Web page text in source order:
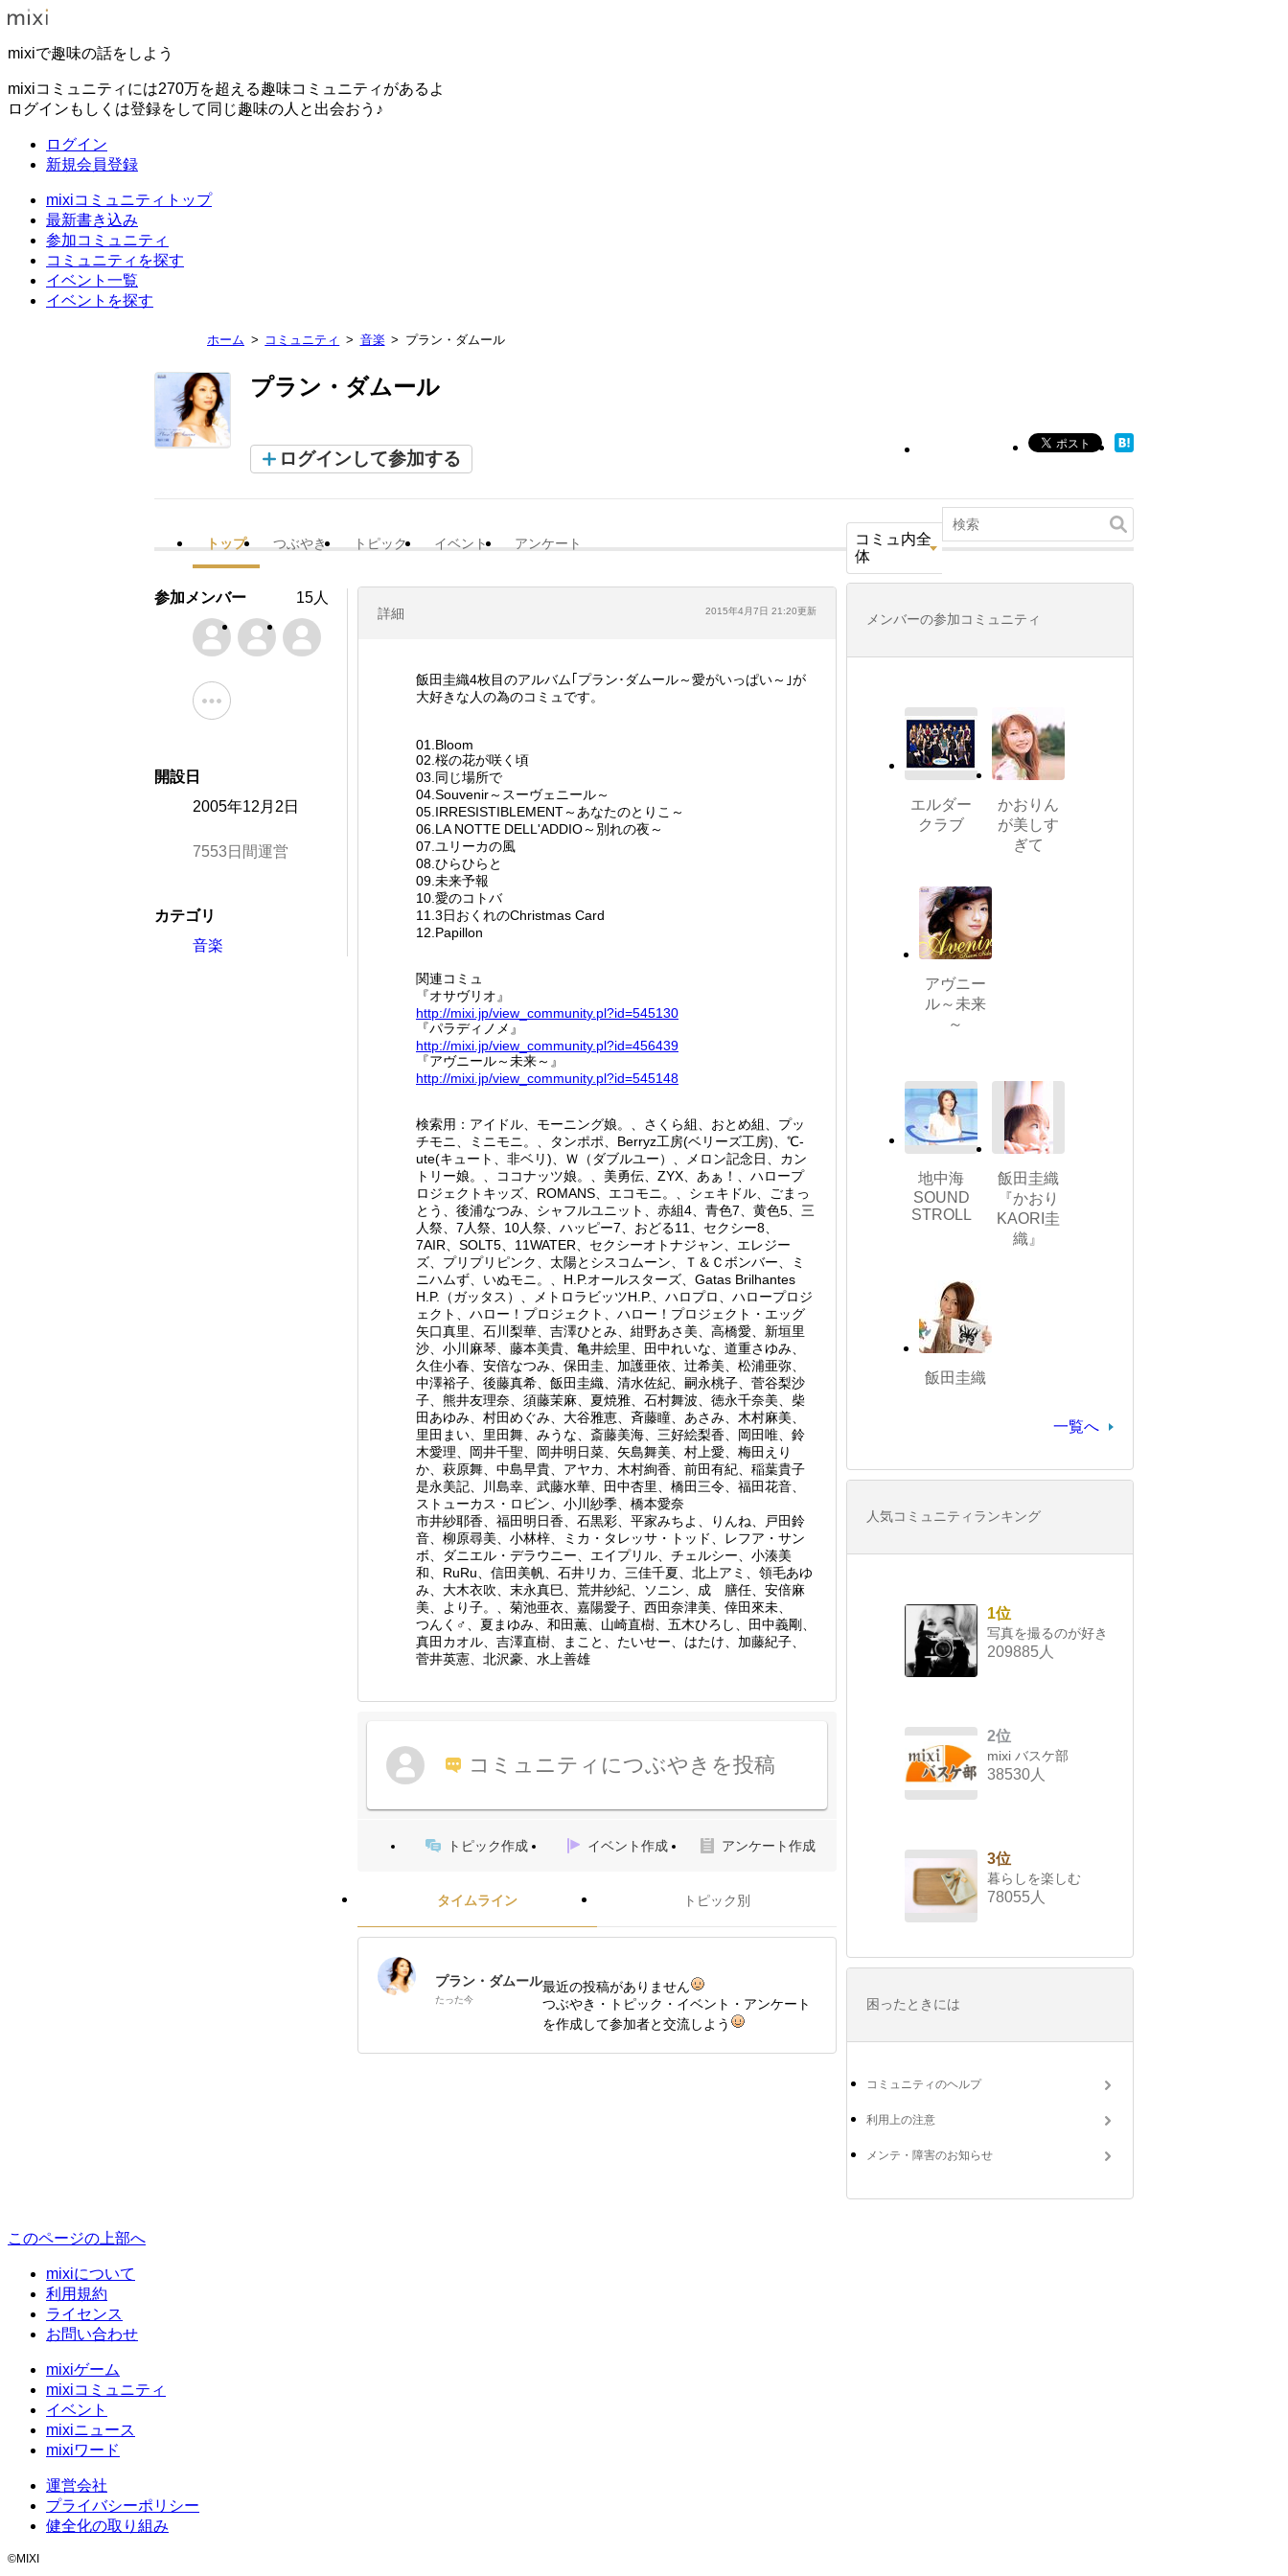
mixiで趣味の話をしよう
mixiコミュニティには270万を超える趣味コミュニティがあるよ
ログインもしくは登録をして同じ趣味の人と出会おう♪
ログイン
新規会員登録
mixiコミュニティトップ
最新書き込み
参加コミュニティ
コミュニティを探す
イベント一覧
イベントを探す
ホーム コミュニティ 音楽 プラン・ダムール
プラン・ダムール
ログインして参加する
トップ つぶやき トピック イベント アンケート
コミュ内全
体
詳細 2015年4月7日 21:20更新
飯田圭織4枚目のアルバム｢プラン･ダムール～愛がいっぱい～｣が
大好きな人の為のコミュです。
01.Bloom
02.桜の花が咲く頃
03.同じ場所で
04.Souvenir～スーヴェニール～
05.IRRESISTIBLEMENT～あなたのとりこ～
06.LA NOTTE DELL'ADDIO～別れの夜～
07.ユリーカの風
08.ひらひらと
09.未来予報
10.愛のコトバ
11.3日おくれのChristmas Card
12.Papillon
関連コミュ
『オサヴリオ』
http://mixi.jp/view_community.pl?id=545130
『パラディノメ』
http://mixi.jp/view_community.pl?id=456439
『アヴニール～未来～』
http://mixi.jp/view_community.pl?id=545148
検索用：アイドル、モーニング娘。、さくら組、おとめ組、プッ
チモニ、ミニモニ。、タンポポ、Berryz工房(ベリーズ工房)、℃-
ute(キュート、非ベリ)、Ｗ（ダブルユー）、メロン記念日、カン
トリー娘。、ココナッツ娘。、美勇伝、ZYX、あぁ！、ハロープ
ロジェクトキッズ、ROMANS、エコモニ。、シェキドル、ごまっ
とう、後浦なつみ、シャフルユニット、赤組4、青色7、黄色5、三
人祭、7人祭、10人祭、ハッピー7、おどる11、セクシー8、
7AIR、SOLT5、11WATER、セクシーオトナジャン、エレジー
ズ、プリプリピンク、太陽とシスコムーン、Ｔ＆Ｃボンバー、ミ
ニハムず、いぬモニ。、H.P.オールスターズ、Gatas Brilhantes
H.P.（ガッタス）、メトロラビッツH.P.、ハロプロ、ハロープロジ
ェクト、ハロー！プロジェクト、ハロー！プロジェクト・エッグ
矢口真里、石川梨華、吉澤ひとみ、紺野あさ美、高橋愛、新垣里
沙、小川麻琴、藤本美貴、亀井絵里、田中れいな、道重さゆみ、
久住小春、安倍なつみ、保田圭、加護亜依、辻希美、松浦亜弥、
中澤裕子、後藤真希、飯田圭織、清水佐紀、嗣永桃子、菅谷梨沙
子、熊井友理奈、須藤茉麻、夏焼雅、石村舞波、徳永千奈美、柴
田あゆみ、村田めぐみ、大谷雅恵、斉藤瞳、あさみ、木村麻美、
里田まい、里田舞、みうな、斎藤美海、三好絵梨香、岡田唯、鈴
木愛理、岡井千聖、岡井明日菜、矢島舞美、村上愛、梅田えり
か、萩原舞、中島早貴、アヤカ、木村絢香、前田有紀、稲葉貴子
是永美記、川島幸、武藤水華、田中杏里、橋田三令、福田花音、
ストューカス・ロビン、小川紗季、橋本愛奈
市井紗耶香、福田明日香、石黒彩、平家みちよ、りんね、戸田鈴
音、柳原尋美、小林梓、ミカ・タレッサ・トッド、レフア・サン
ボ、ダニエル・デラウニー、エイプリル、チェルシー、小湊美
和、RuRu、信田美帆、石井リカ、三佳千夏、北上アミ、領毛あゆ
み、大木衣吹、末永真巳、荒井紗紀、ソニン、成 膳任、安倍麻
美、より子。、菊池亜衣、嘉陽愛子、西田奈津美、倖田來未、
つんく♂、夏まゆみ、和田薫、山崎直樹、五木ひろし、田中義剛、
真田カオル、吉澤直樹、まこと、たいせー、はたけ、加藤紀子、
菅井英憲、北沢豪、水上善雄
コミュニティにつぶやきを投稿
トピック作成 イベント作成 アンケート作成
タイムライン トピック別
プラン・ダムール
たった今
最近の投稿がありません
つぶやき・トピック・イベント・アンケート
を作成して参加者と交流しよう
参加メンバー 15人
開設日
2005年12月2日
7553日間運営
カテゴリ
音楽
メンバーの参加コミュニティ
エルダー
クラブ
かおりん
が美しす
ぎて
アヴニー
ル～未来
～
地中海
SOUND
STROLL
飯田圭織
『かおり
KAORI圭
織』
飯田圭織
一覧へ
人気コミュニティランキング
1位
写真を撮るのが好き
209885人
2位
mixi バスケ部
38530人
3位
暮らしを楽しむ
78055人
困ったときには
コミュニティのヘルプ
利用上の注意
メンテ・障害のお知らせ
このページの上部へ
mixiについて
利用規約
ライセンス
お問い合わせ
mixiゲーム
mixiコミュニティ
イベント
mixiニュース
mixiワード
運営会社
プライバシーポリシー
健全化の取り組み
©MIXI